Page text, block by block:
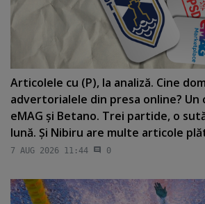
Articolele cu (P), la analiză. Cine
advertorialele din presa online?
eMAG şi Betano. Trei partide, o
lună. Şi Nibiru are multe articole
7 AUG 2026 11:44 0